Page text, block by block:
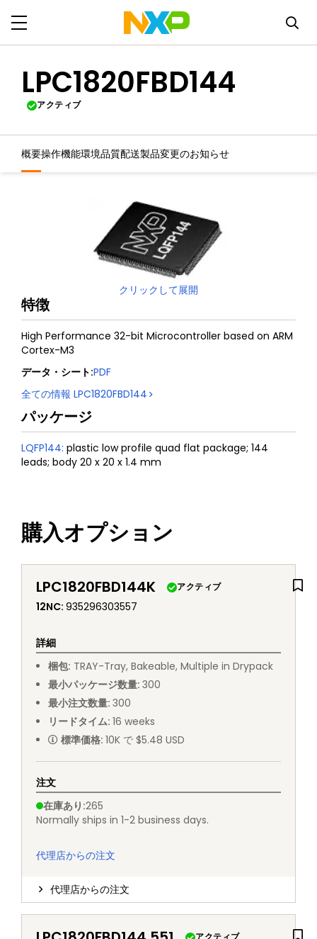
LPC1820FBD144
アクティブ
概要操作機能環境品質配送製品変更のお知らせ
クリックして展開
特徴
High Performance 32-bit Microcontroller based on ARM
Cortex-M3
データ・シート:PDF
全ての情報 LPC1820FBD144
パッケージ
LQFP144: plastic low profile quad flat package; 144
leads; body 20 x 20 x 1.4 mm
購入オプション
LPC1820FBD144K アクティブ
12NC: 935296303557
詳細
梱包: TRAY-Tray, Bakeable, Multiple in Drypack
最小パッケージ数量: 300
最小注文数量: 300
リードタイム: 16 weeks
標準価格: 10K で $5.48 USD
注文
在庫あり :265
Normally ships in 1-2 business days.
代理店からの注文
代理店からの注文